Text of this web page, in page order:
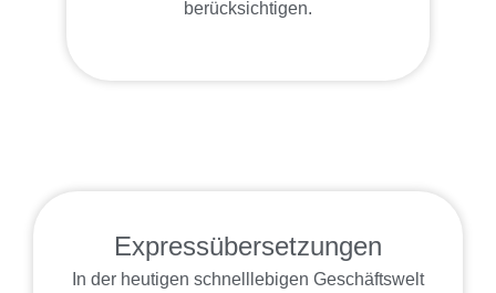
berücksichtigen.
Expressübersetzungen
In der heutigen schnelllebigen Geschäftswelt